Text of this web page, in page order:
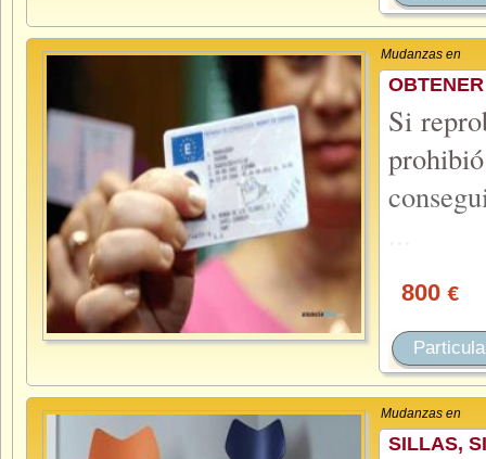
Mudanzas en
Si
800 €
Mudanzas en
SILLAS,